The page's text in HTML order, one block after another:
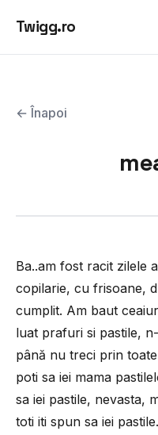
Twigg.ro
← Înapoi
Ba..am fost racit zilele
copilarie, cu frisoane,
cumplit. Am baut
luat prafuri si pastile,
până nu treci prin
poti sa iei mama
sa iei pastile, nevasta,
toti iti spun sa iei